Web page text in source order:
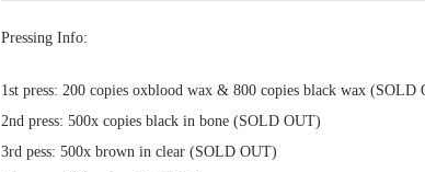
Pressing Info:
1st press: 200 copies oxblood wax & 800 copies black wax (SOLD
2nd press: 500x copies black in bone (SOLD OUT)
3rd pess: 500x brown in clear (SOLD OUT)